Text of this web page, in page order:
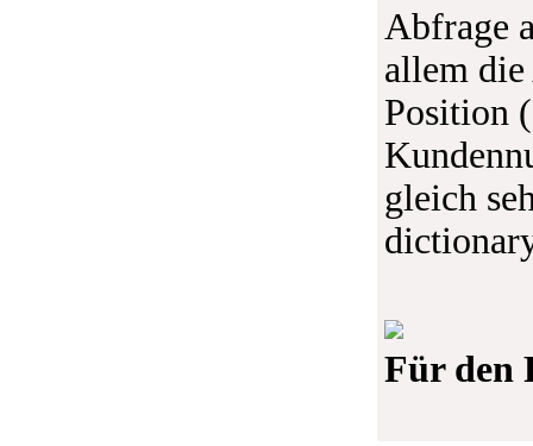
Abfrage
allem
Position
gleich
Für den